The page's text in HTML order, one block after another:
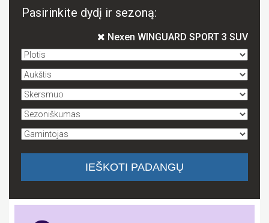
Pasirinkite dydį ir sezoną:
Nexen WINGUARD SPORT 3 SUV